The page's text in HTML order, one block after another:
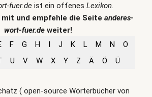
fuer.deist ein offenes Lexikon.
mit und empfehle die Seite anderes-
wort-fuer.de weiter!
F G H I J K L M N
O
U V W X Y Z Ä Ö Ü
( open-source Wörterbücher von